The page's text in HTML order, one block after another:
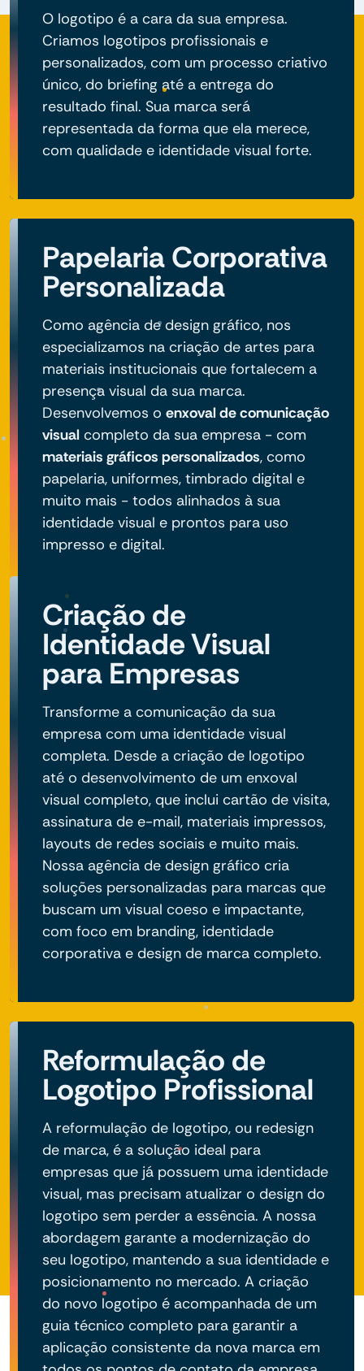
O logotipo é a cara da sua empresa.
Criamos logotipos profissionais e
personalizados, com um processo criativo
único, do briefing até a entrega do
resultado final. Sua marca será
representada da forma que ela merece,
com qualidade e identidade visual forte.
Papelaria Corporativa
Personalizada
Como agência de design gráfico, nos
especializamos na criação de artes para
materiais institucionais que fortalecem a
presença visual da sua marca.
Desenvolvemos o enxoval de comunicação
visual completo da sua empresa - com
materiais gráficos personalizados, como
papelaria, uniformes, timbrado digital e
muito mais - todos alinhados à sua
identidade visual e prontos para uso
impresso e digital.
Criação de
Identidade Visual
para Empresas
Transforme a comunicação da sua
empresa com uma identidade visual
completa. Desde a criação de logotipo
até o desenvolvimento de um enxoval
visual completo, que inclui cartão de visita,
assinatura de e-mail, materiais impressos,
layouts de redes sociais e muito mais.
Nossa agência de design gráfico cria
soluções personalizadas para marcas que
buscam um visual coeso e impactante,
com foco em branding, identidade
corporativa e design de marca completo.
Reformulação de
Logotipo Profissional
A reformulação de logotipo, ou redesign
de marca, é a solução ideal para
empresas que já possuem uma identidade
visual, mas precisam atualizar o design do
logotipo sem perder a essência. A nossa
abordagem garante a modernização do
seu logotipo, mantendo a sua identidade e
posicionamento no mercado. A criação
do novo logotipo é acompanhada de um
guia técnico completo para garantir a
aplicação consistente da nova marca em